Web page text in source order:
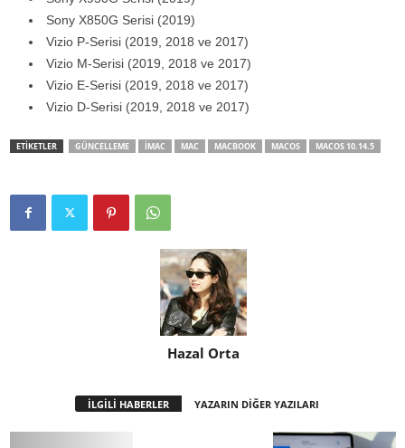
Sony X850G Serisi (2019)
Vizio P-Serisi (2019, 2018 ve 2017)
Vizio M-Serisi (2019, 2018 ve 2017)
Vizio E-Serisi (2019, 2018 ve 2017)
Vizio D-Serisi (2019, 2018 ve 2017)
ETİKETLER GÜNCELLEME IMAC MAC MACBOOK MACOS MACOS 10.14.5
Hazal Orta
İLGİLİ HABERLER YAZARIN DİĞER YAZILARI